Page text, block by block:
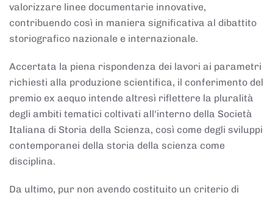
valorizzare linee documentarie innovative,
contribuendo così in maniera significativa al dibattito
storiografico nazionale e internazionale.
Accertata la piena rispondenza dei lavori ai parametri
richiesti alla produzione scientifica, il conferimento del
premio ex aequo intende altresì riflettere la pluralità
degli ambiti tematici coltivati all'interno della Società
Italiana di Storia della Scienza, così come degli sviluppi
contemporanei della storia della scienza come
disciplina.
Da ultimo, pur non avendo costituito un criterio di